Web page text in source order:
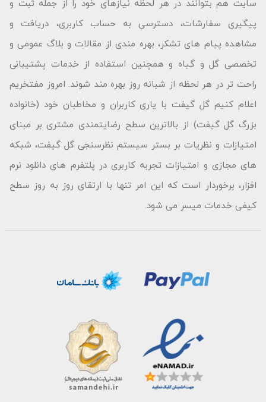
سایت هم بتوانند در هر لحظه نیازهای خود را از جمله ثبت و
پیگیری سفارشات، دسترسی به حساب کاربری، دریافت و
مشاهده پیام های تشکر، بهره مندی از مقالات و بلاگ عمومی و
تخصصی گل و گیاه و همچنین استفاده از خدمات پشتیبانی
راحت تر در هر لحظه از شبانه روز بهره مند شوند. امروز مفتخریم
اعلام کنیم گل گیفت با یاری کاربران و مخاطبان خود (خانواده
بزرگ گل گیفت) از بالاترین سطح رضایتمندی مشتری بر مبنای
امتیازات و نظریات بر بستر سیستم نظرسنجی گل گیفت، شبکه
های مجازی و امتیازات تجربه کاربری در پلتفرم های دانلود نرم
افزار، برخوردار است که این امر تنها با ارتقای روز به روز سطح
کیفی خدمات میسر می شود.